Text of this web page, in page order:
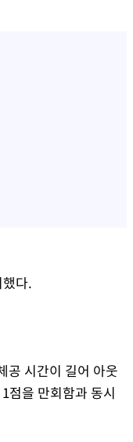
다.
공 시간이 길어 아웃
점을 만회함과 동시